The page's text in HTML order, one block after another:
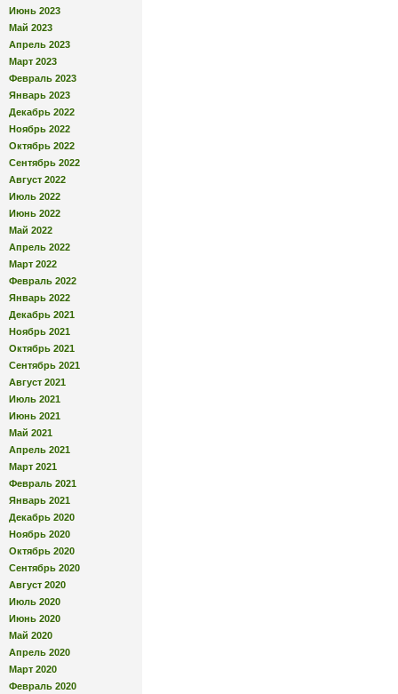
Июнь 2023
Май 2023
Апрель 2023
Март 2023
Февраль 2023
Январь 2023
Декабрь 2022
Ноябрь 2022
Октябрь 2022
Сентябрь 2022
Август 2022
Июль 2022
Июнь 2022
Май 2022
Апрель 2022
Март 2022
Февраль 2022
Январь 2022
Декабрь 2021
Ноябрь 2021
Октябрь 2021
Сентябрь 2021
Август 2021
Июль 2021
Июнь 2021
Май 2021
Апрель 2021
Март 2021
Февраль 2021
Январь 2021
Декабрь 2020
Ноябрь 2020
Октябрь 2020
Сентябрь 2020
Август 2020
Июль 2020
Июнь 2020
Май 2020
Апрель 2020
Март 2020
Февраль 2020